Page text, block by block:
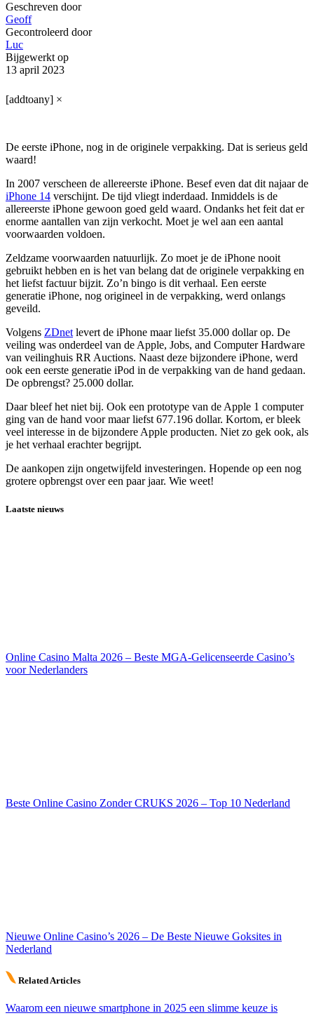
Geschreven door
Geoff
Gecontroleerd door
Luc
Bijgewerkt op
13 april 2023
[addtoany] ×
De eerste iPhone, nog in de originele verpakking. Dat is serieus geld
waard!
In 2007 verscheen de allereerste iPhone. Besef even dat dit najaar de
iPhone 14 verschijnt. De tijd vliegt inderdaad. Inmiddels is de
allereerste iPhone gewoon goed geld waard. Ondanks het feit dat er
enorme aantallen van zijn verkocht. Moet je wel aan een aantal
voorwaarden voldoen.
Zeldzame voorwaarden natuurlijk. Zo moet je de iPhone nooit
gebruikt hebben en is het van belang dat de originele verpakking en
het liefst factuur bijzit. Zo’n bingo is dit verhaal. Een eerste
generatie iPhone, nog origineel in de verpakking, werd onlangs
geveild.
Volgens ZDnetlevert de iPhone maar liefst 35.000 dollar op. De
veiling was onderdeel van de Apple, Jobs, and Computer Hardware
van veilinghuis RR Auctions. Naast deze bijzondere iPhone, werd
ook een eerste generatie iPod in de verpakking van de hand gedaan.
De opbrengst? 25.000 dollar.
Daar bleef het niet bij. Ook een prototype van de Apple 1 computer
ging van de hand voor maar liefst 677.196 dollar. Kortom, er bleek
veel interesse in de bijzondere Apple producten. Niet zo gek ook, als
je het verhaal erachter begrijpt.
De aankopen zijn ongetwijfeld investeringen. Hopende op een nog
grotere opbrengst over een paar jaar. Wie weet!
Laatste nieuws
Online Casino Malta 2026 – Beste MGA-Gelicenseerde Casino’s
voor Nederlanders
Beste Online Casino Zonder CRUKS 2026 – Top 10 Nederland
Nieuwe Online Casino’s 2026 – De Beste Nieuwe Goksites in
Nederland
Related Articles
Waarom een nieuwe smartphone in 2025 een slimme keuze is